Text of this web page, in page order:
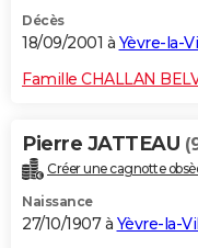
Décès
18/09/2001 à Yèvre-la-
Famille CHALLAN
Pierre JATTEAU
Créer une cagnotte
Naissance
27/10/1907 à Yèvre-la-